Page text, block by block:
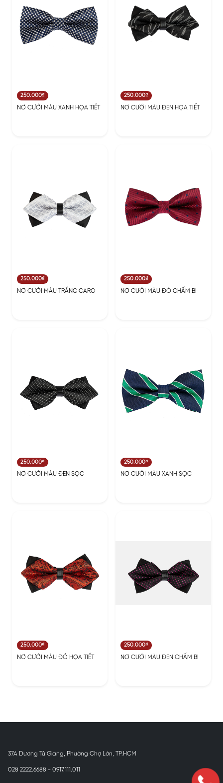
250.000₫
NƠ CƯỚI MÀU XANH HỌA TIẾT
250.000₫
NƠ CƯỚI MÀU ĐEN HỌA TIẾT
250.000₫
NƠ CƯỚI MÀU TRẤNG CARO
250.000₫
NƠ CƯỚI MÀU ĐỎ CHẤM BI
250.000₫
NƠ CƯỚI MÀU ĐEN SỌC
250.000₫
NƠ CƯỚI MÀU XANH SỌC
250.000₫
NƠ CƯỚI MÀU ĐỎ HỌA TIẾT
250.000₫
NƠ CƯỚI MÀU ĐEN CHẤM BI
37A Dương Tử Giang, Phường Chợ Lớn, TP.HCM
028 2222.6688 - 0917.111.011